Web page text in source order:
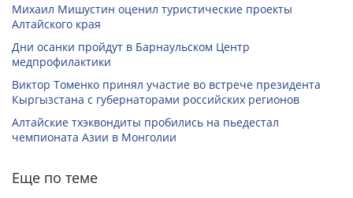
Михаил Мишустин оценил туристические проекты
Алтайского края
Дни осанки пройдут в Барнаульском Центр
медпрофилактики
Виктор Томенко принял участие во встрече президента
Кыргызстана с губернаторами российских регионов
Алтайские тхэквондиты пробились на пьедестал
чемпионата Азии в Монголии
Еще по теме